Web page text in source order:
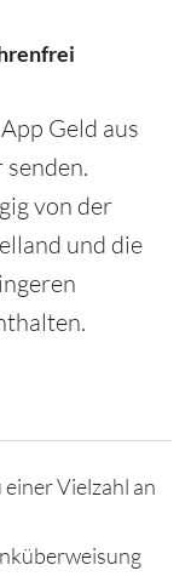
Geld aus
von der
und die
einer Vielzahl an